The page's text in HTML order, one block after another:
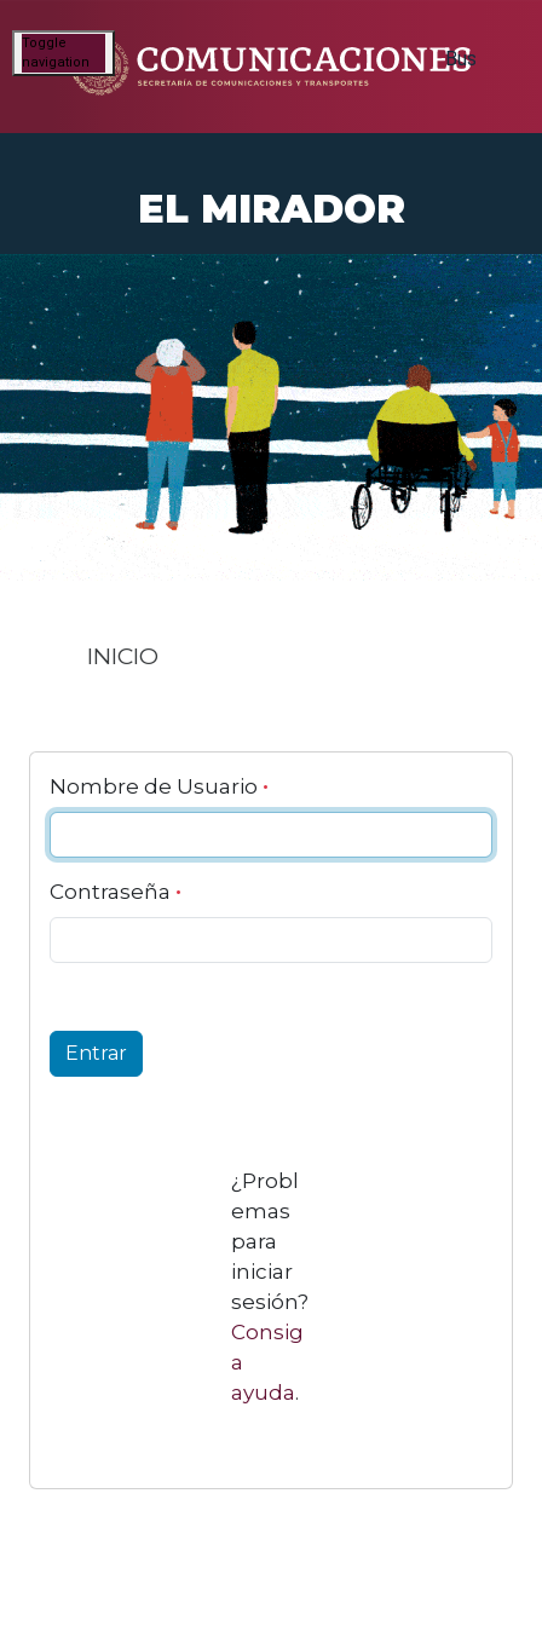
Toggle
navigation
EL MIRADOR
INICIO
Nombre de Usuario
Contraseña
Entrar
¿Probl
emas
para
iniciar
sesión?
Consig
a
ayuda.